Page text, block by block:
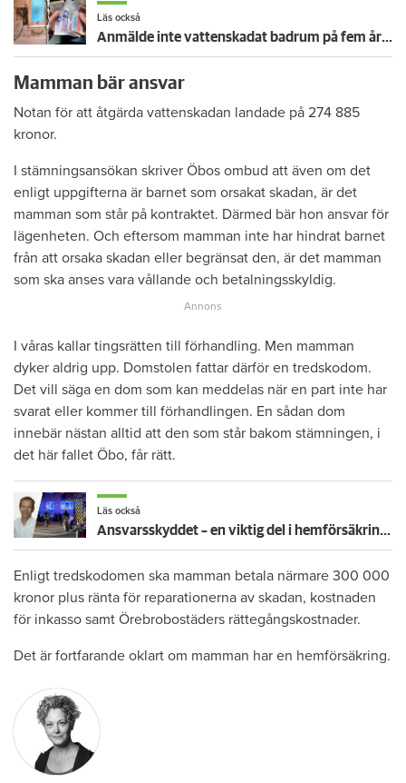
Läs också
Anmälde inte vattenskadat badrum på fem år – krävs på 125 000 kronor
Mamman bär ansvar
Notan för att åtgärda vattenskadan landade på 274 885
kronor.
I stämningsansökan skriver Öbos ombud att även om det
enligt uppgifterna är barnet som orsakat skadan, är det
mamman som står på kontraktet. Därmed bär hon ansvar för
lägenheten. Och eftersom mamman inte har hindrat barnet
från att orsaka skadan eller begränsat den, är det mamman
som ska anses vara vållande och betalningsskyldig.
I våras kallar tingsrätten till förhandling. Men mamman
dyker aldrig upp. Domstolen fattar därför en tredskodom.
Det vill säga en dom som kan meddelas när en part inte har
svarat eller kommer till förhandlingen. En sådan dom
innebär nästan alltid att den som står bakom stämningen, i
det här fallet Öbo, får rätt.
Läs också
Ansvarsskyddet – en viktig del i hemförsäkringen
Enligt tredskodomen ska mamman betala närmare 300 000
kronor plus ränta för reparationerna av skadan, kostnaden
för inkasso samt Örebrobostäders rättegångskostnader.
Det är fortfarande oklart om mamman har en hemförsäkring.